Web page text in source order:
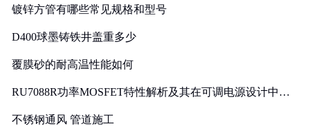
镀锌方管有哪些常见规格和型号
D400球墨铸铁井盖重多少
覆膜砂的耐高温性能如何
RU7088R功率MOSFET特性解析及其在可调电源设计中的
不锈钢通风 管道施工